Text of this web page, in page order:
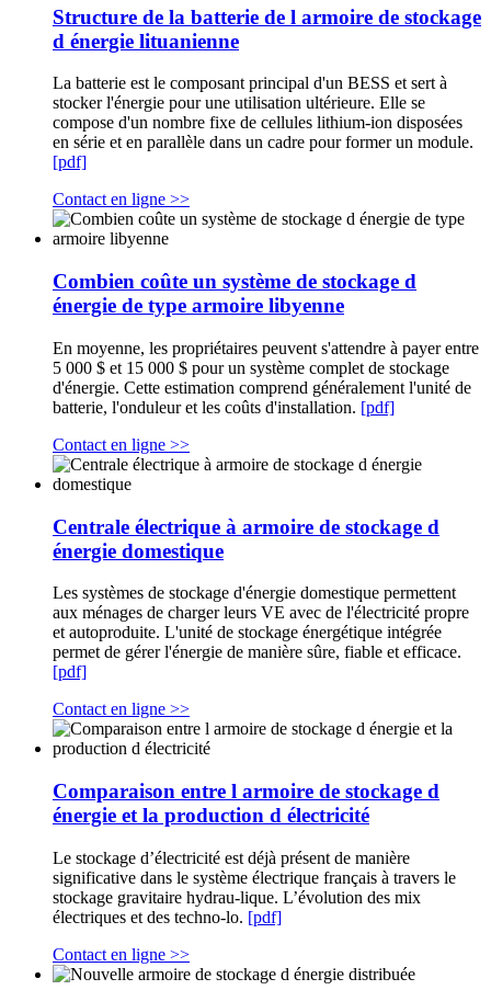
Structure de la batterie de l armoire de stockage
d énergie lituanienne
La batterie est le composant principal d'un BESS et sert à
stocker l'énergie pour une utilisation ultérieure. Elle se
compose d'un nombre fixe de cellules lithium-ion disposées
en série et en parallèle dans un cadre pour former un module.
[pdf]
Contact en ligne >>
Combien coûte un système de stockage d
énergie de type armoire libyenne
En moyenne, les propriétaires peuvent s'attendre à payer entre
5 000 $ et 15 000 $ pour un système complet de stockage
d'énergie. Cette estimation comprend généralement l'unité de
batterie, l'onduleur et les coûts d'installation. [pdf]
Contact en ligne >>
Centrale électrique à armoire de stockage d
énergie domestique
Les systèmes de stockage d'énergie domestique permettent
aux ménages de charger leurs VE avec de l'électricité propre
et autoproduite. L'unité de stockage énergétique intégrée
permet de gérer l'énergie de manière sûre, fiable et efficace.
[pdf]
Contact en ligne >>
Comparaison entre l armoire de stockage d
énergie et la production d électricité
Le stockage d’électricité est déjà présent de manière
significative dans le système électrique français à travers le
stockage gravitaire hydrau-lique. L’évolution des mix
électriques et des techno-lo. [pdf]
Contact en ligne >>